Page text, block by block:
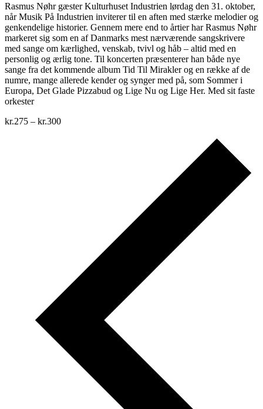
Rasmus Nøhr gæster Kulturhuset Industrien lørdag den 31. oktober,
når Musik På Industrien inviterer til en aften med stærke melodier og
genkendelige historier. Gennem mere end to årtier har Rasmus Nøhr
markeret sig som en af Danmarks mest nærværende sangskrivere
med sange om kærlighed, venskab, tvivl og håb – altid med en
personlig og ærlig tone. Til koncerten præsenterer han både nye
sange fra det kommende album Tid Til Mirakler og en række af de
numre, mange allerede kender og synger med på, som Sommer i
Europa, Det Glade Pizzabud og Lige Nu og Lige Her. Med sit faste
orkester
kr.275 – kr.300